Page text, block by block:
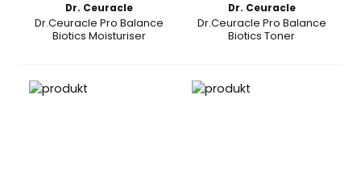
Dr. Ceuracle
Dr.Ceuracle Pro Balance
Biotics Moisturiser
Dr. Ceuracle
Dr.Ceuracle Pro Balance
Biotics Toner